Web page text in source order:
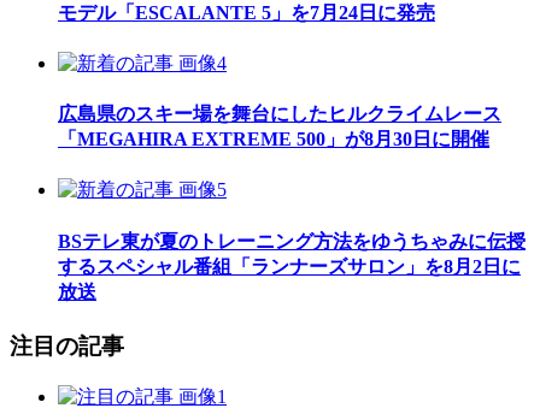
モデル「ESCALANTE 5」を7月24日に発売
広島県のスキー場を舞台にしたヒルクライムレース
「MEGAHIRA EXTREME 500」が8月30日に開催
BSテレ東が夏のトレーニング方法をゆうちゃみに伝授
するスペシャル番組「ランナーズサロン」を8月2日に
放送
注目の記事